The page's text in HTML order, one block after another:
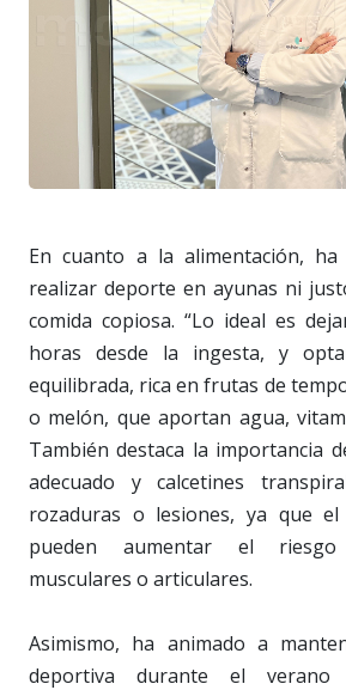
En cuanto a la alimentación, ha
realizar deporte en ayunas ni
comida copiosa. “Lo ideal es
horas desde la ingesta, y
equilibrada, rica en frutas de
o melón, que aportan agua,
También destaca la importancia
adecuado y calcetines
rozaduras o lesiones, ya que
pueden aumentar el
musculares o articulares.
Asimismo, ha animado a
deportiva durante el verano